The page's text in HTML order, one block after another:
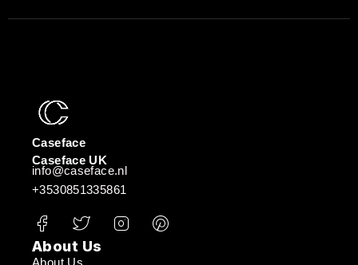
Caseface
Caseface UK
info@caseface.nl
+3530851335861
About Us